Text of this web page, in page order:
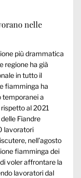
nelle
più drammatica
regione ha già
in tutto il
fiamminga ha
temporanei a
al 2021
Fiandre
lavoratori
nell’agosto
fiamminga dei
voler affrontare la
lavoratori dal